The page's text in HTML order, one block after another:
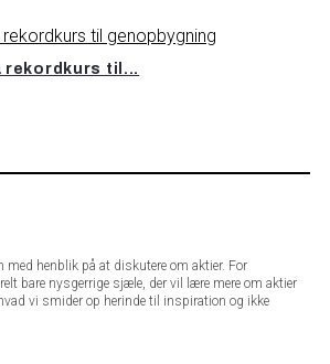
rekordkurs til...
henblik på at diskutere om aktier. For
bare nysgerrige sjæle, der vil lære mere om aktier
vi smider op herinde til inspiration og ikke